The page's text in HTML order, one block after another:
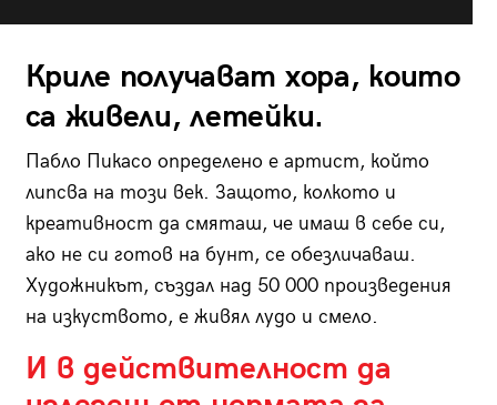
Криле получават хора, които
са живели, летейки.
Пабло Пикасо определено е артист, който
липсва на този век. Защото, колкото и
креативност да смяташ, че имаш в себе си,
ако не си готов на бунт, се обезличаваш.
Художникът, създал над 50 000 произведения
на изкуството, е живял лудо и смело.
И в действителност да